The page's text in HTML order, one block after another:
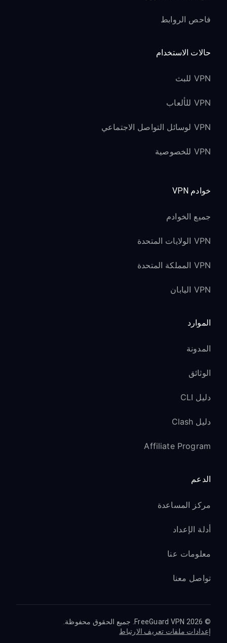
فاحص الروابط
حالات الاستخدام
VPN للبث
VPN للألعاب
VPN لوسائل التواصل الاجتماعي
VPN للخصوصية
خوادم VPN
جميع الخوادم
VPN الولايات المتحدة
VPN المملكة المتحدة
VPN اليابان
الموارد
المدونة
الوثائق
دليل CLI
دليل Clash
Affiliate Program
الدعم
مركز المساعدة
أدلة الإعداد
معلومات عنا
تواصل معنا
© 2026 FreeGuard VPN. جميع الحقوق محفوظة.
إعدادات ملفات تعريف الارتباط